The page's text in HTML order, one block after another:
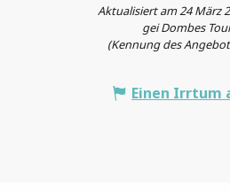
Aktualisiert am 24 März
gei Dombes
(Kennung des
Einen Irrtum